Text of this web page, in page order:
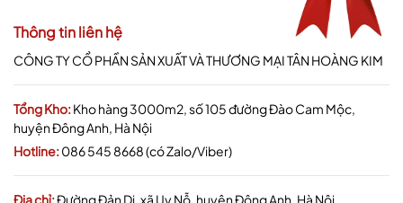
Thông tin liên hệ
CÔNG TY CỔ PHẦN SẢN XUẤT VÀ THƯƠNG MẠI TÂN HOÀNG KIM
Tổng Kho:Kho hàng 3000m2, số 105 đường Đào Cam Mộc,
huyện Đông Anh, Hà Nội
Hotline:086 545 8668 (có Zalo/Viber)
Địa chỉ:Đường Đản Dị, xã Uy Nỗ, huyện Đông Anh, Hà Nội